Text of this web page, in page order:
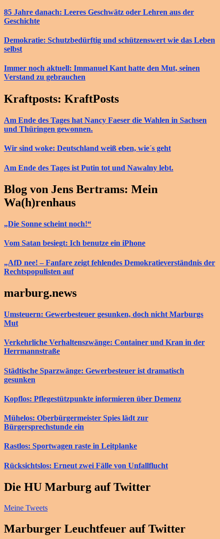
85 Jahre danach: Leeres Geschwätz oder Lehren aus der
Geschichte
Demokratie: Schutzbedürftig und schützenswert wie das Leben
selbst
Immer noch aktuell: Immanuel Kant hatte den Mut, seinen
Verstand zu gebrauchen
Kraftposts: KraftPosts
Am Ende des Tages hat Nancy Faeser die Wahlen in Sachsen
und Thüringen gewonnen.
Wir sind woke: Deutschland weiß eben, wie´s geht
Am Ende des Tages ist Putin tot und Nawalny lebt.
Blog von Jens Bertrams: Mein
Wa(h)renhaus
„Die Sonne scheint noch!“
Vom Satan besiegt: Ich benutze ein iPhone
„AfD nee! – Fanfare zeigt fehlendes Demokratieverständnis der
Rechtspopulisten auf
marburg.news
Umsteuern: Gewerbesteuer gesunken, doch nicht Marburgs
Mut
Verkehrliche Verhaltenszwänge: Container und Kran in der
Herrmannstraße
Städtische Sparzwänge: Gewerbesteuer ist dramatisch
gesunken
Kopflos: Pflegestützpunkte informieren über Demenz
Mühelos: Oberbürgermeister Spies lädt zur
Bürgersprechstunde ein
Rastlos: Sportwagen raste in Leitplanke
Rücksichtslos: Erneut zwei Fälle von Unfallflucht
Die HU Marburg auf Twitter
Meine Tweets
Marburger Leuchtfeuer auf Twitter